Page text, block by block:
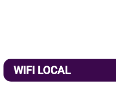
WIFI LOCAL